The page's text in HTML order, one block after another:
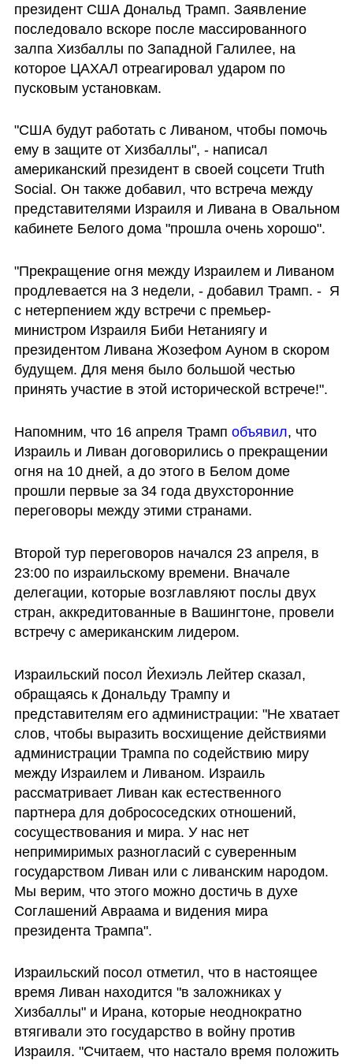
президент США Дональд Трамп. Заявление
последовало вскоре после массированного
залпа Хизбаллы по Западной Галилее, на
которое ЦАХАЛ отреагировал ударом по
пусковым установкам.
"США будут работать с Ливаном, чтобы помочь
ему в защите от Хизбаллы", - написал
американский президент в своей соцсети Truth
Social. Он также добавил, что встреча между
представителями Израиля и Ливана в Овальном
кабинете Белого дома "прошла очень хорошо".
"Прекращение огня между Израилем и Ливаном
продлевается на 3 недели, - добавил Трамп. -  Я
с нетерпением жду встречи с премьер-
министром Израиля Биби Нетаниягу и
президентом Ливана Жозефом Ауном в скором
будущем. Для меня было большой честью
принять участие в этой исторической встрече!".
Напомним, что 16 апреля Трамп объявил, что
Израиль и Ливан договорились о прекращении
огня на 10 дней, а до этого в Белом доме
прошли первые за 34 года двухсторонние
переговоры между этими странами.
Второй тур переговоров начался 23 апреля, в
23:00 по израильскому времени. Вначале
делегации, которые возглавляют послы двух
стран, аккредитованные в Вашингтоне, провели
встречу с американским лидером.
Израильский посол Йехиэль Лейтер сказал,
обращаясь к Дональду Трампу и
представителям его администрации: "Не хватает
слов, чтобы выразить восхищение действиями
администрации Трампа по содействию миру
между Израилем и Ливаном. Израиль
рассматривает Ливан как естественного
партнера для добрососедских отношений,
сосуществования и мира. У нас нет
непримиримых разногласий с суверенным
государством Ливан или с ливанским народом.
Мы верим, что этого можно достичь в духе
Соглашений Авраама и видения мира
президента Трампа".
Израильский посол отметил, что в настоящее
время Ливан находится "в заложниках у
Хизбаллы" и Ирана, которые неоднократно
втягивали это государство в войну против
Израиля. "Считаем, что настало время положить